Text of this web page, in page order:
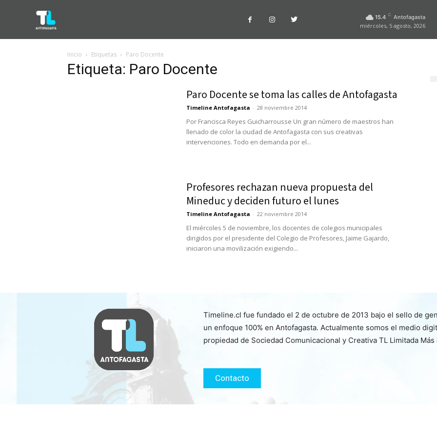
15.4 C Antofagasta
miércoles, 5 agosto, 2026
Inicio Etiquetas Paro Docente
Etiqueta: Paro Docente
Paro Docente se toma las calles de Antofagasta
Timeline Antofagasta - 28 noviembre 2014
Por Francisca Reyes Guicharrousse Un gran número de maestros han
llenado de color la ciudad de Antofagasta con sus creativas
intervenciones. Todo en demanda por el...
Profesores rechazan nueva propuesta del
Mineduc y deciden futuro el lunes
Timeline Antofagasta - 22 noviembre 2014
El miércoles 5 de noviembre, los docentes de colegios municipales
dirigidos por el presidente del Colegio de Profesores, Jaime Gajardo,
iniciaron una movilización exigiendo...
Timeline.cl fue fundado el 2 de octubre de 2013 bajo el sello de
un enfoque 100% en Antofagasta. Actualmente somos el medio
propiedad de Sociedad Comunicacional y Creativa TL Limitada
Contacto